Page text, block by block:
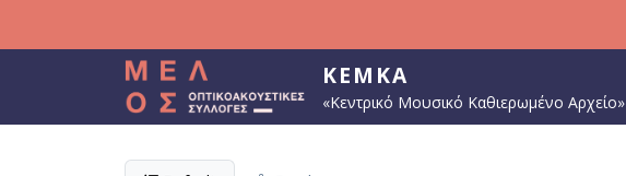
ΚΕΜΚΑ
«Κεντρικό Μουσικό Καθιερωμένο Αρχείο»